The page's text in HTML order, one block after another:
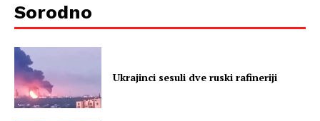
Sorodno
Ukrajinci sesuli dve ruski rafineriji